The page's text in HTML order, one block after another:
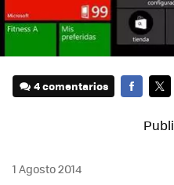
4 comentarios
1 Agosto 2014